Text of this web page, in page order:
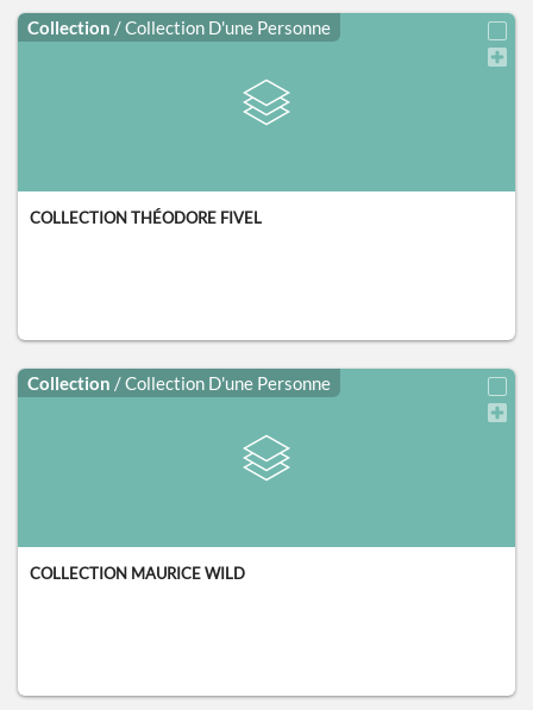
Collection / Collection D'une Personne
COLLECTION THÉODORE FIVEL
Collection / Collection D'une Personne
COLLECTION MAURICE WILD